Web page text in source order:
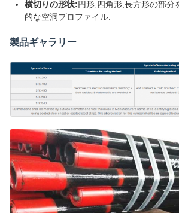
横切りの形状:円形,四角形,長方形の部分
的な空洞プロファイル.
製品ギャラリー